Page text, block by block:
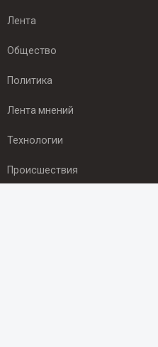
Лента
Общество
Политика
Лента мнений
Технологии
Происшествия